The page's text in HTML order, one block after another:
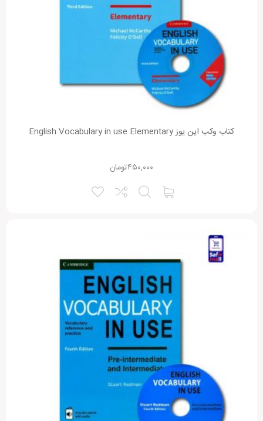
کتاب وکب این یوز English Vocabulary in use Elementary
تومان۴۵۰,۰۰۰